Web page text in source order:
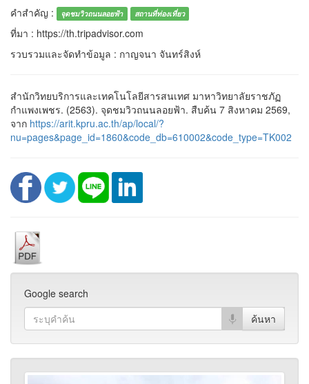
คำสำคัญ :
จุดชมวิวถนนลอยฟ้า สถานที่ท่องเที่ยว
ที่มา : https://th.tripadvisor.com
รวบรวมและจัดทำข้อมูล : กาญจนา จันทร์สิงห์
สำนักวิทยบริการและเทคโนโลยีสารสนเทศ มาหาวิทยาลัยราชภัฏ
กำแพงเพชร. (2563). จุดชมวิวถนนลอยฟ้า. สืบค้น 7 สิงหาคม 2569,
จาก https://arit.kpru.ac.th/ap/local/?
nu=pages&page_id=1860&code_db=610002&code_type=TK002
Google search